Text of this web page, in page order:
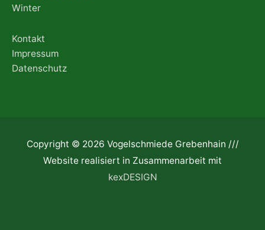
Winter
Kontakt
Impressum
Datenschutz
Copyright © 2026 Vogelschmiede Grebenhain ///
Website realisiert in Zusammenarbeit mit
kexDESIGN